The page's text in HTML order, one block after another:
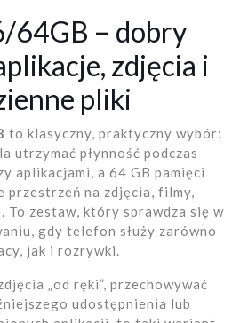
64GB – dobry
zdjęcia i
pliki
to klasyczny, praktyczny wybór:
utrzymać płynność podczas
aplikacjami, a 64 GB pamięci
przestrzeń na zdjęcia, filmy,
To zestaw, który sprawdza się w
gdy telefon służy zarówno
jak i rozrywki.
„od ręki”, przechowywać
udostępnienia lub